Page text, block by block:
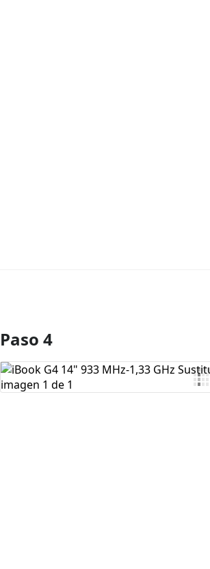
Agregar Comentario
Paso 4